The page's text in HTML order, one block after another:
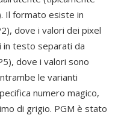
Il formato esiste in
dove i valori dei pixel
in testo separati da
dove i valori sono
le varianti
numero magico,
di grigio. PGM è stato